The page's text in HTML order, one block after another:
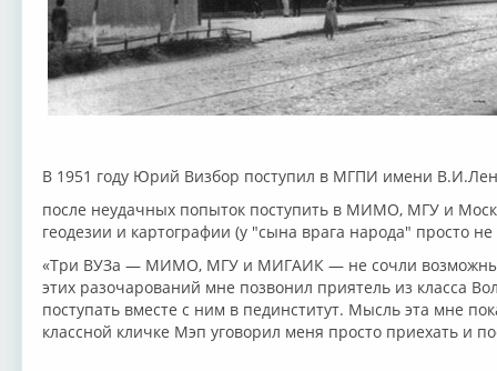
В 1951 году Юрий Визбор поступил в МГПИ имени
после неудачных попыток поступить в МИМО, МГУ и
геодезии и картографии (у "сына врага народа" просто
«Три ВУЗа — МИМО, МГУ и МИГАИК — не сочли
этих разочарований мне позвонил приятель из класса
поступать вместе с ним в пединститут. Мысль эта мне
классной кличке Мэп уговорил меня просто приехать и